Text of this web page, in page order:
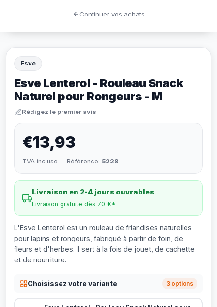
Esve
Esve Lenterol - Rouleau Snack
Naturel pour Rongeurs - M
Rédigez le premier avis
€13,93
TVA incluse · Référence: 5228
Livraison en 2-4 jours ouvrables
Livraison gratuite dès 70 €*
L'Esve Lenterol est un rouleau de friandises naturelles
pour lapins et rongeurs, fabriqué à partir de foin, de
fleurs et d'herbes. Il sert à la fois de jouet, de cachette
et de nourriture.
Choisissez votre variante 3 options
Continuer vos achats